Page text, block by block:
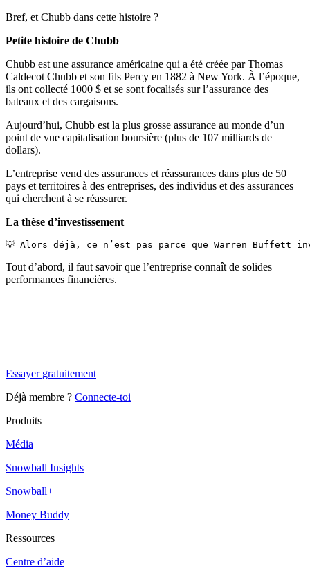
Bref, et Chubb dans cette histoire ?
Petite histoire de Chubb
Chubb est une assurance américaine qui a été créée par Thomas
Caldecot Chubb et son fils Percy en 1882 à New York. À l’époque,
ils ont collecté 1000 $ et se sont focalisés sur l’assurance des
bateaux et des cargaisons.
Aujourd’hui, Chubb est la plus grosse assurance au monde d’un
point de vue capitalisation boursière (plus de 107 milliards de
dollars).
L’entreprise vend des assurances et réassurances dans plus de 50
pays et territoires à des entreprises, des individus et des assurances
qui cherchent à se réassurer.
La thèse d’investissement
💡 Alors déjà, ce n’est pas parce que Warren
Tout d’abord, il faut savoir que l’entreprise connaît de solides
performances financières.
Essayer gratuitement
Déjà membre ? Connecte-toi
Produits
Média
Snowball Insights
Snowball+
Money Buddy
Ressources
Centre d’aide